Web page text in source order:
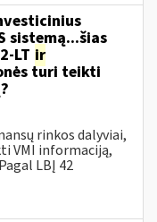
sistemą...šias
LT ir
turi teikti
rinkos dalyviai,
VMI informaciją,
LBĮ 42